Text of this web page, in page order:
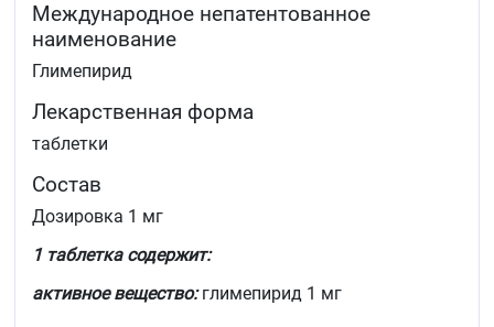
Международное непатентованное
наименование
Глимепирид
Лекарственная форма
таблетки
Состав
Дозировка 1 мг
1 таблетка содержит:
активное вещество:глимепирид 1 мг